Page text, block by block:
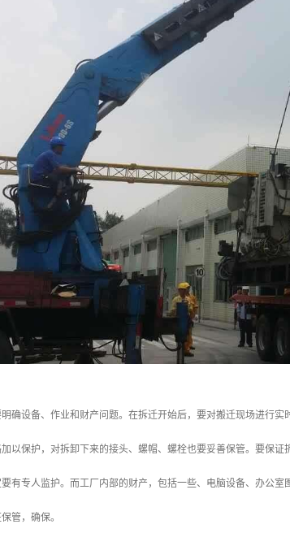
确设备、作业和财产问题。在拆迁开始后，要对搬迁现场进行
以保护，对拆卸下来的接头、螺帽、螺栓也要妥善保管。要保
有专人监护。而工厂内部的财产，包括一些、电脑设备、办公
管，确保。